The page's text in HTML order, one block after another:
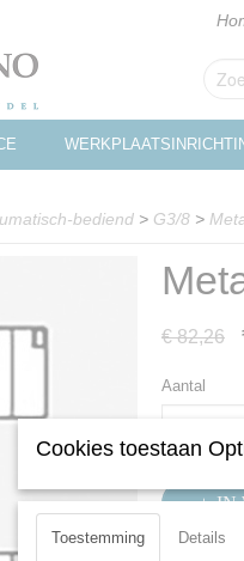
bediend > G3/8 >
€ 82,26
Aantal
IN
Cookies toestaan
Toestemming Details